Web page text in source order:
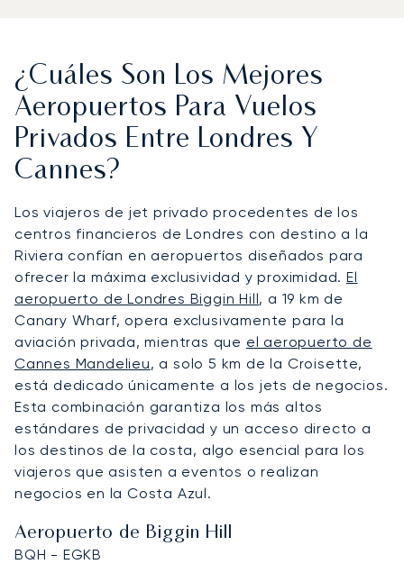
¿Cuáles Son Los Mejores
Aeropuertos Para Vuelos
Privados Entre Londres Y
Cannes?
Los viajeros de jet privado procedentes de los
centros financieros de Londres con destino a la
Riviera confían en aeropuertos diseñados para
ofrecer la máxima exclusividad y proximidad. El
aeropuerto de Londres Biggin Hill, a 19 km de
Canary Wharf, opera exclusivamente para la
aviación privada, mientras que el aeropuerto de
Cannes Mandelieu, a solo 5 km de la Croisette,
está dedicado únicamente a los jets de negocios.
Esta combinación garantiza los más altos
estándares de privacidad y un acceso directo a
los destinos de la costa, algo esencial para los
viajeros que asisten a eventos o realizan
negocios en la Costa Azul.
Aeropuerto de Biggin Hill
BQH - EGKB